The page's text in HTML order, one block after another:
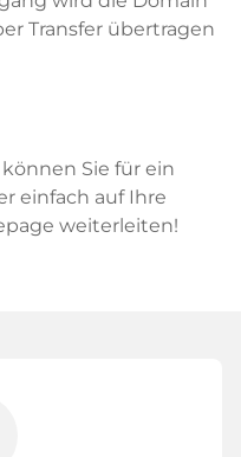
Transfer übertragen
Sie für ein
einfach auf Ihre
weiterleiten!